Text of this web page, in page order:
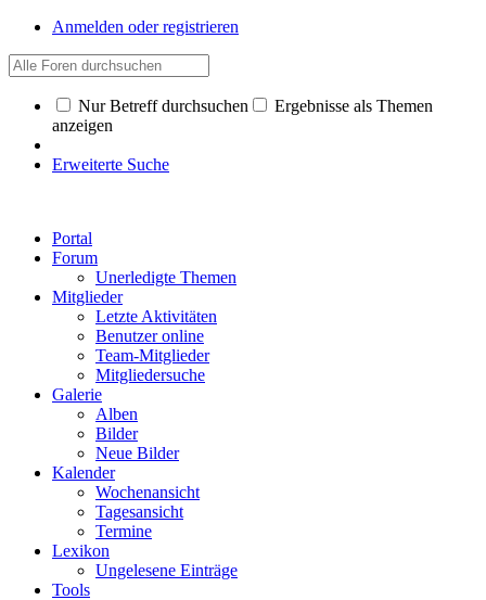
Anmelden oder registrieren
Nur Betreff durchsuchen
Ergebnisse als Themen
anzeigen
Erweiterte Suche
Portal
Forum
Unerledigte Themen
Mitglieder
Letzte Aktivitäten
Benutzer online
Team-Mitglieder
Mitgliedersuche
Galerie
Alben
Bilder
Neue Bilder
Kalender
Wochenansicht
Tagesansicht
Termine
Lexikon
Ungelesene Einträge
Tools